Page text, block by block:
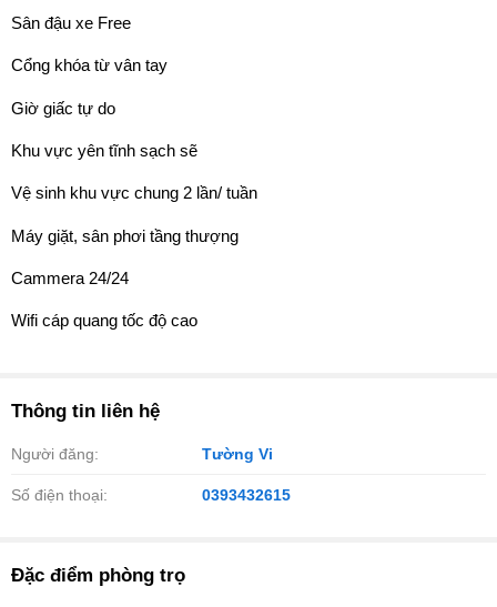
Sân đậu xe Free
Cổng khóa từ vân tay
Giờ giấc tự do
Khu vực yên tĩnh sạch sẽ
Vệ sinh khu vực chung 2 lần/ tuần
Máy giặt, sân phơi tầng thượng
Cammera 24/24
Wifi cáp quang tốc độ cao
Thông tin liên hệ
Người đăng: Tường Vi
Số điện thoại: 0393432615
Đặc điểm phòng trọ